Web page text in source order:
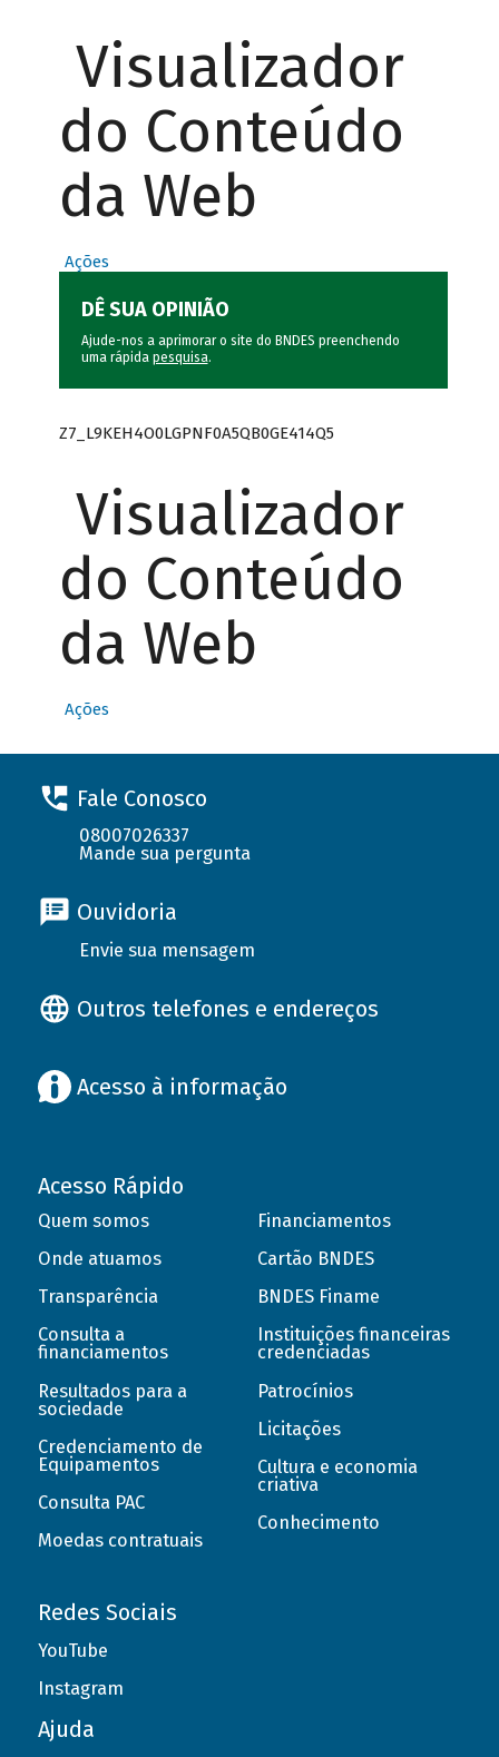
Visualizador
do Conteúdo
da Web
Ações
DÊ SUA OPINIÃO
Ajude-nos a aprimorar o site do BNDES preenchendo
uma rápida pesquisa.
Z7_L9KEH4O0LGPNF0A5QB0GE414Q5
Visualizador
do Conteúdo
da Web
Ações
Fale Conosco
08007026337
Mande sua pergunta
Ouvidoria
Envie sua mensagem
Outros telefones e endereços
Acesso à informação
Acesso Rápido
Quem somos
Onde atuamos
Transparência
Consulta a
financiamentos
Resultados para a
sociedade
Credenciamento de
Equipamentos
Consulta PAC
Moedas contratuais
Financiamentos
Cartão BNDES
BNDES Finame
Instituições financeiras
credenciadas
Patrocínios
Licitações
Cultura e economia
criativa
Conhecimento
Redes Sociais
YouTube
Instagram
Ajuda